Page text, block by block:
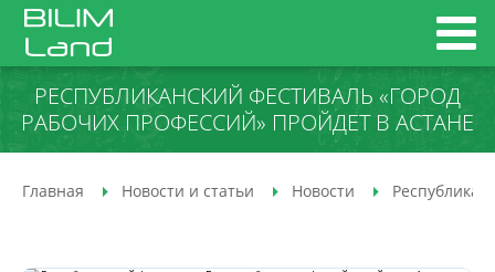
РЕСПУБЛИКАНСКИЙ ФЕСТИВАЛЬ «ГОРОД
РАБОЧИХ ПРОФЕССИЙ» ПРОЙДЕТ В АСТАНЕ
Главная Новости и статьи Новости